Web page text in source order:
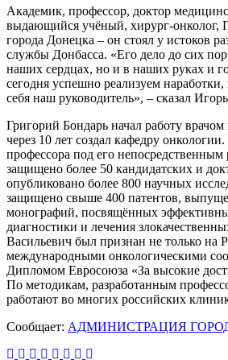
Академик, профессор, доктор
выдающийся учёный, хирург-онколог,
города Донецка – он стоял у истоков
службы Донбасса. «Его дело до сих
наших сердцах, но и в наших руках и
сегодня успешно реализуем
себя наш руководитель», – сказал
Григорий Бондарь начал работу врачом
через 10 лет создал кафедру
профессора под его непосредственным
защищено более 50 кандидатских и
опубликовано более 800 научных
защищено свыше 400 патентов,
монографий, посвящённых
диагностики и лечения
Васильевич был признан не только на
международными онкологическими
Дипломом Евросоюза «За высокие
По методикам, разработанным
работают во многих российских
Сообщает: АДМИНИСТРАЦИЯ